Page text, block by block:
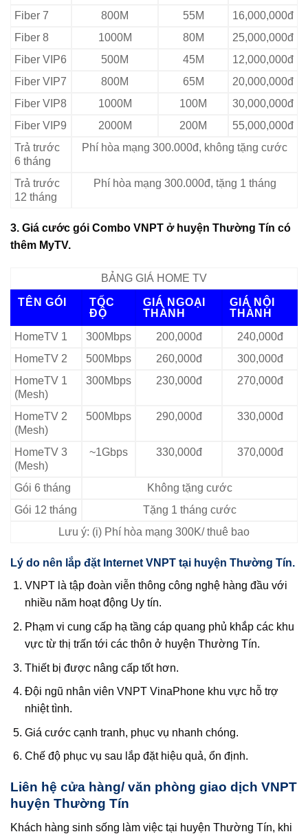
Fiber 7
800M 55M
16,000,000đ
Fiber 8
1000M 80M
25,000,000đ
Fiber VIP6
500M 45M
12,000,000đ
Fiber VIP7
800M 65M
20,000,000đ
Fiber VIP8
1000M 100M
30,000,000đ
Fiber VIP9
2000M 200M
55,000,000đ
Trả trước
6 tháng
Phí hòa mạng 300.000đ, không tặng cước
Trả trước
12 tháng
Phí hòa mạng 300.000đ, tặng 1 tháng
3. Giá cước gói Combo VNPT ở huyện Thường Tín có
thêm MyTV.
BẢNG GIÁ HOME TV
TÊN GÓI
TỐC
ĐỘ
GIÁ NGOẠI
THÀNH
GIÁ NỘI
THÀNH
HomeTV 1
300Mbps 200,000đ
240,000đ
HomeTV 2
500Mbps 260,000đ
300,000đ
HomeTV 1
(Mesh)
300Mbps 230,000đ 270,000đ
HomeTV 2
(Mesh)
500Mbps 290,000đ 330,000đ
HomeTV 3
(Mesh)
~1Gbps 330,000đ 370,000đ
Gói 6 tháng
Không tặng cước
Gói 12 tháng
Tặng 1 tháng cước
Lưu ý: (i) Phí hòa mạng 300K/ thuê bao
Lý do nên lắp đặt Internet VNPT tại huyện Thường Tín.
VNPT là tập đoàn viễn thông công nghệ hàng đầu với
nhiều năm hoạt động Uy tín.
Phạm vi cung cấp hạ tầng cáp quang phủ khắp các khu
vực từ thị trấn tới các thôn ở huyện Thường Tín.
Thiết bị được nâng cấp tốt hơn.
Đội ngũ nhân viên VNPT VinaPhone khu vực hỗ trợ
nhiệt tình.
Giá cước cạnh tranh, phục vụ nhanh chóng.
Chế độ phục vụ sau lắp đặt hiệu quả, ổn định.
Liên hệ cửa hàng/ văn phòng giao dịch VNPT
huyện Thường Tín
Khách hàng sinh sống làm việc tại huyện Thường Tín, khi